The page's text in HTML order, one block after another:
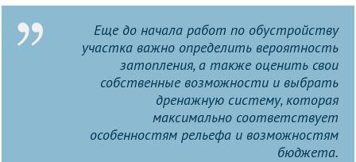
Еще до начала работ по обустройству
участка важно определить вероятность
затопления, а также оценить свои
собственные возможности и выбрать
дренажную систему, которая
максимально соответствует
особенностям рельефа и возможностям
бюджета.